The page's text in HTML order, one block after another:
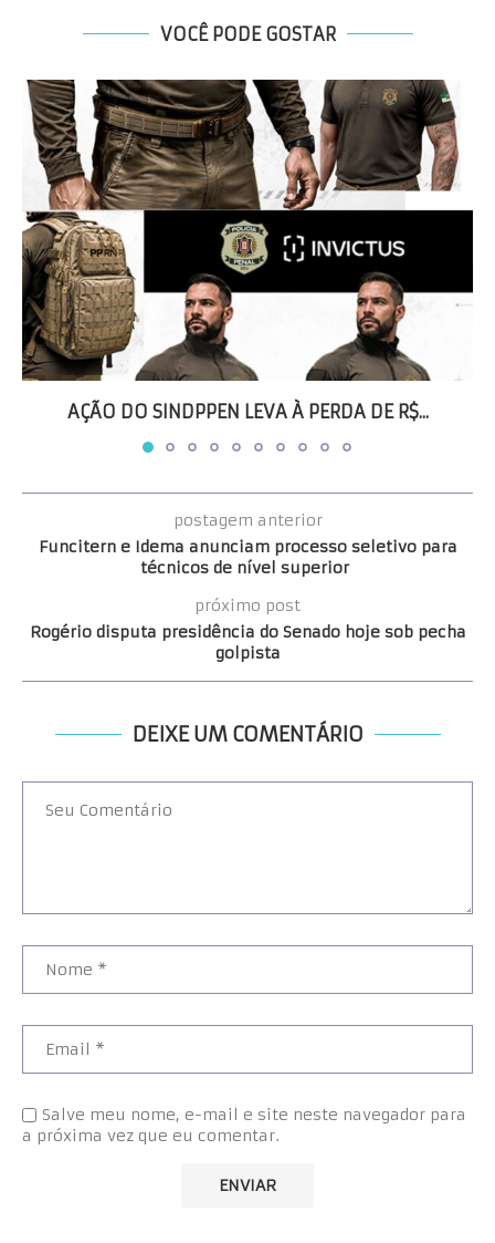
VOCÊ PODE GOSTAR
AÇÃO DO SINDPPEN LEVA À PERDA DE R$...
postagem anterior
Funcitern e Idema anunciam processo seletivo para
técnicos de nível superior
próximo post
Rogério disputa presidência do Senado hoje sob pecha
golpista
DEIXE UM COMENTÁRIO
Salve meu nome, e-mail e site neste navegador para
a próxima vez que eu comentar.